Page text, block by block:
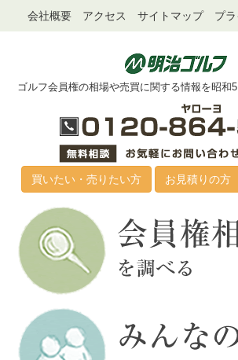
会社概要 アクセス サイトマップ プ
ゴルフ会員権の相場や売買に関する情報を昭和
買いたい・売りたい方 お見積りの方